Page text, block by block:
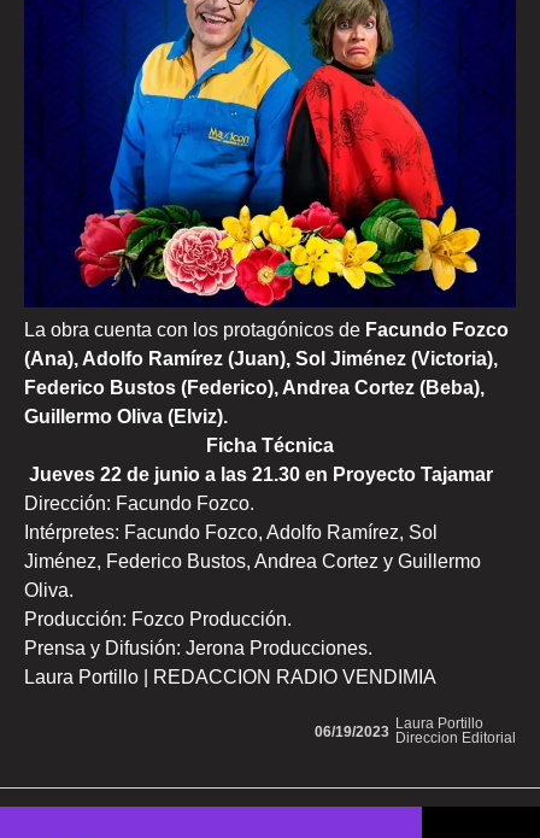
La obra cuenta con los protagónicos de Facundo Fozco
(Ana), Adolfo Ramírez (Juan), Sol Jiménez (Victoria),
Federico Bustos (Federico), Andrea Cortez (Beba),
Guillermo Oliva (Elviz).
Ficha Técnica
Jueves 22 de junio a las 21.30 en Proyecto Tajamar
Dirección: Facundo Fozco.
Intérpretes: Facundo Fozco, Adolfo Ramírez, Sol
Jiménez, Federico Bustos, Andrea Cortez y Guillermo
Oliva.
Producción: Fozco Producción.
Prensa y Difusión: Jerona Producciones.
Laura Portillo | REDACCION RADIO VENDIMIA
Laura Portillo
Direccion Editorial
06/19/2023